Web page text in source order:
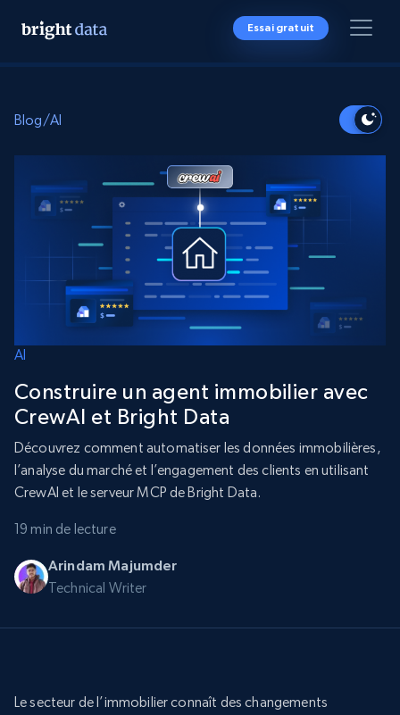
Essai gratuit
Blog/AI
AI
Construire un agent immobilier avec
CrewAI et Bright Data
Découvrez comment automatiser les données immobilières,
l’analyse du marché et l’engagement des clients en utilisant
CrewAI et le serveur MCP de Bright Data.
19 min de lecture
Arindam Majumder
Technical Writer
Le secteur de l’immobilier connaît des changements